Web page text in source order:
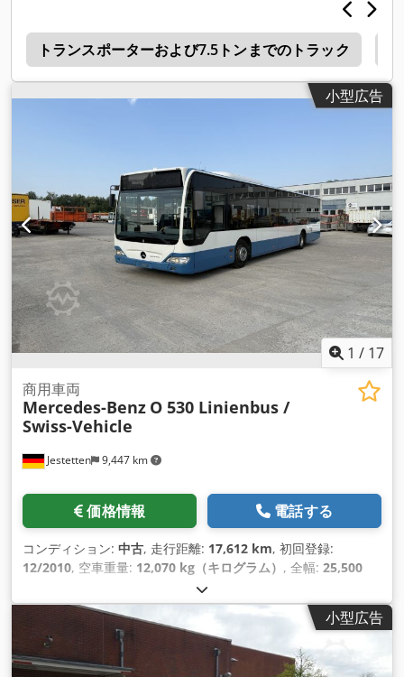
275/70 R22.5 ,
11mm, 座席数:2, 運転席:デイキャブ, 運転質量:18,000
kg（キログラム）, 装備:エアコン,
トランスポーターおよび7.5トンまでのトラック
小型広告
1 / 17
Jestetten 9,447 km
商用車両
Mercedes-Benz O 530 Linienbus /
Swiss-Vehicle
価格情報 電話する
コンディション: 中古, 走行距離: 17,612 km, 初回登録:
12/2010, 空車重量: 12,070 kg（キログラム） , 全幅: 25,500
, 変速方式:
類:ディーゼル, 排出クラス:ユーロ5, 出力:300 キロワット
, 最大積載重量: 5,930 kg（キログラム）, 次回検
査（TÜV）:
04/2026 , サスペンション:空気
, タイヤサイズ:
275/70 R22.5 , 11mm
, フロントタイヤサイズ:275/70 R22.5 ,
小型広告